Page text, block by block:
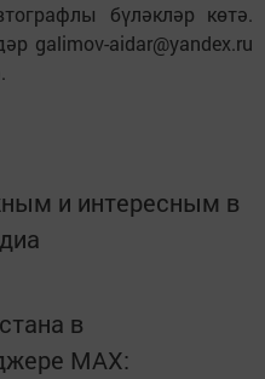
бүләкләр көтә.
galimov-aidar@yandex.ru
и интересным в
в
MАХ: